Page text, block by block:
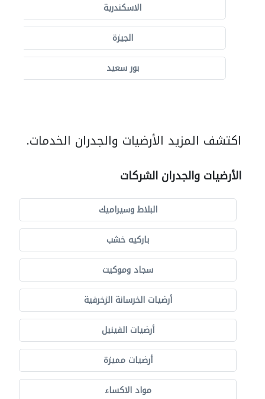
الاسكندرية
الجيزة
بور سعيد
اكتشف المزيد الأرضيات والجدران الخدمات.
الأرضيات والجدران الشركات
البلاط وسيراميك
باركيه خشب
سجاد وموكيت
أرضيات الخرسانة الزخرفية
أرضيات الفينيل
أرضيات مميزة
مواد الاكساء